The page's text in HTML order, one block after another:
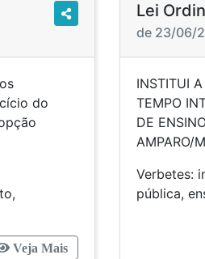
do
Veja Mais
Lei
de 23/06/
INSTITUI
TEMPO
DE
AMPARO/
Verbetes: